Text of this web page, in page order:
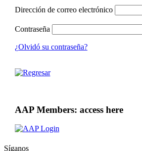
Dirección de correo electrónico
Contraseña
¿Olvidó su contraseña?
AAP Members: access here
Síganos